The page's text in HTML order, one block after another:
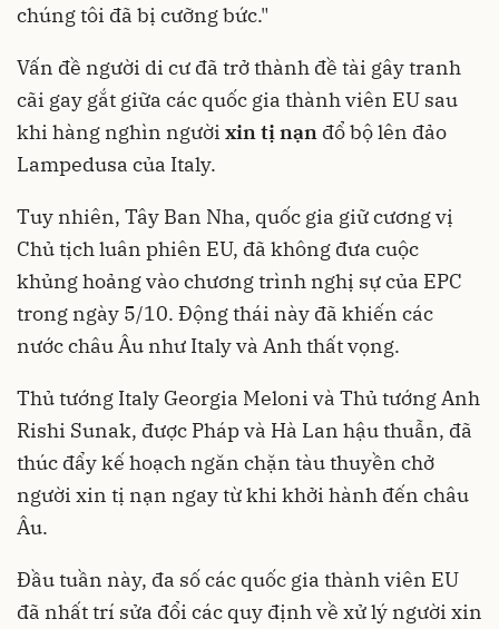
chúng tôi đã bị cưỡng bức."
Vấn đề người di cư đã trở thành đề tài gây tranh
cãi gay gắt giữa các quốc gia thành viên EU sau
khi hàng nghìn người xin tị nạn đổ bộ lên đảo
Lampedusa của Italy.
Tuy nhiên, Tây Ban Nha, quốc gia giữ cương vị
Chủ tịch luân phiên EU, đã không đưa cuộc
khủng hoảng vào chương trình nghị sự của EPC
trong ngày 5/10. Động thái này đã khiến các
nước châu Âu như Italy và Anh thất vọng.
Thủ tướng Italy Georgia Meloni và Thủ tướng Anh
Rishi Sunak, được Pháp và Hà Lan hậu thuẫn, đã
thúc đẩy kế hoạch ngăn chặn tàu thuyền chở
người xin tị nạn ngay từ khi khởi hành đến châu
Âu.
Đầu tuần này, đa số các quốc gia thành viên EU
đã nhất trí sửa đổi các quy định về xử lý người xin